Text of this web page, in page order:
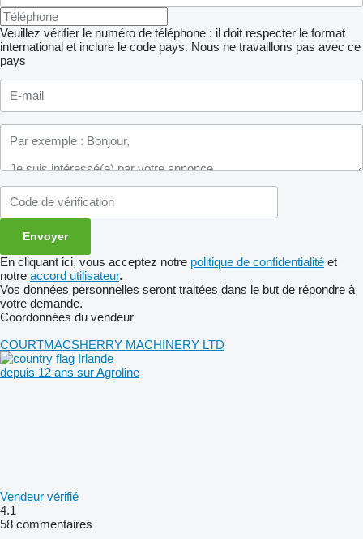
Veuillez vérifier le numéro de téléphone : il doit respecter le format
international et inclure le code pays. Nous ne travaillons pas avec ce
pays
En cliquant ici, vous acceptez notre politique de confidentialité et
notre accord utilisateur.
Vos données personnelles seront traitées dans le but de répondre à
votre demande.
Coordonnées du vendeur
COURTMACSHERRY MACHINERY LTD
Irlande
depuis 12 ans sur Agroline
Vendeur vérifié
4.1
58 commentaires